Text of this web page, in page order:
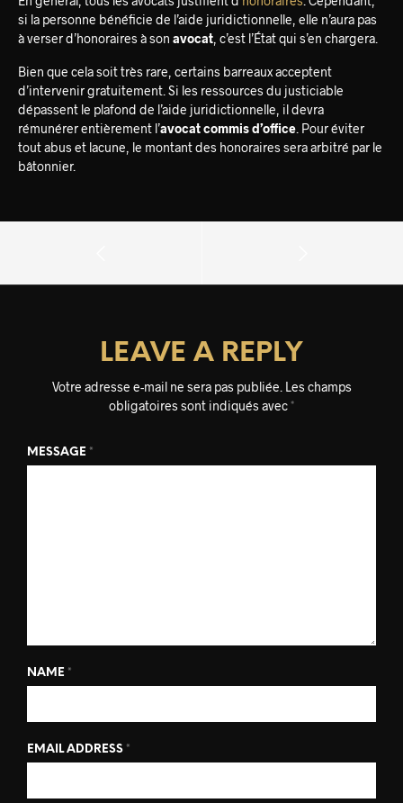
si la personne bénéficie de l’aide juridictionnelle, elle n’aura pas
à verser d’honoraires à son avocat , c’est l’État qui s’en chargera.
Bien que cela soit très rare, certains barreaux acceptent
d’intervenir gratuitement. Si les ressources du justiciable
dépassent le plafond de l’aide juridictionnelle, il devra
rémunérer entièrement l’avocat commis d’office . Pour éviter
tout abus et lacune, le montant des honoraires sera arbitré par le
bâtonnier.
LEAVE A REPLY
Votre adresse e-mail ne sera pas publiée. Les champs
obligatoires sont indiqués avec *
MESSAGE *
NAME *
EMAIL ADDRESS *